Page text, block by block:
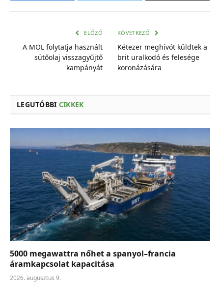
ELŐZŐ
A MOL folytatja használt
sütőolaj visszagyűjtő
kampányát
KÖVETKEZŐ
Kétezer meghívót küldtek a
brit uralkodó és felesége
koronázására
LEGUTÓBBI CIKKEK
5000 megawattra nőhet a spanyol–francia
áramkapcsolat kapacitása
2026. augusztus 9.